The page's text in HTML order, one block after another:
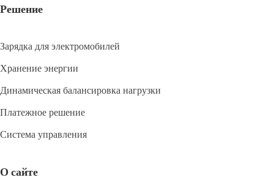
Решение
Зарядка для электромобилей
Хранение энергии
Динамическая балансировка нагрузки
Платежное решение
Система управления
О сайте